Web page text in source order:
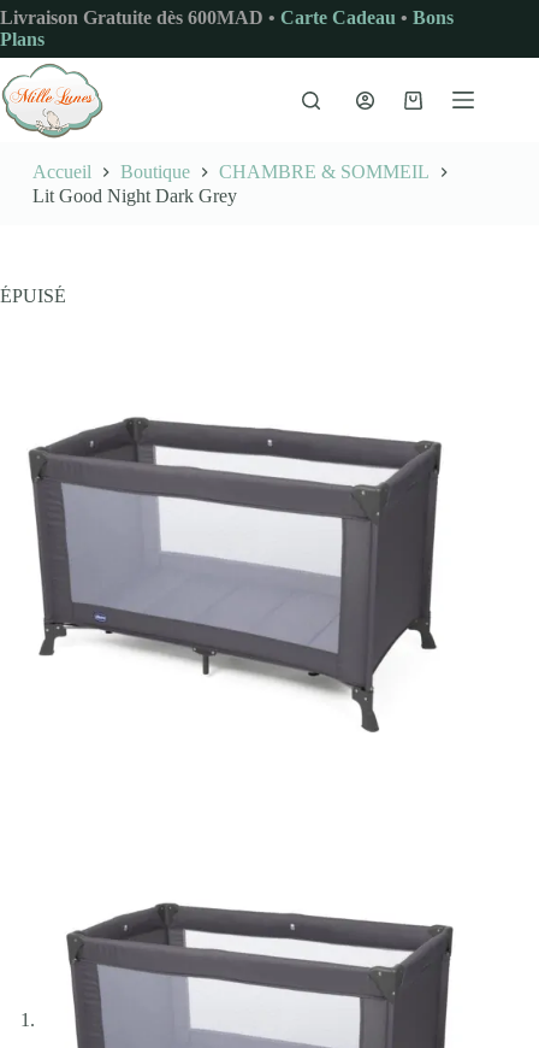
Passer
au
contenu
Livraison Gratuite dès 600MAD • Carte Cadeau • Bons
Plans
Panier
Accueil Boutique
CHAMBRE & SOMMEIL
Lit Good Night Dark Grey
ÉPUISÉ